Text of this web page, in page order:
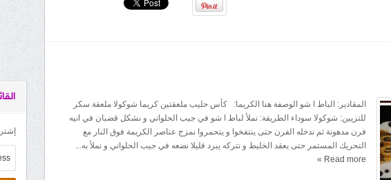
المقادير: الباط ا شو الوصفة هنا الكريما: كأس حليب ملعقتين كريما شوكولا ملعقة سكر
للتزيين: شوكولا سوداء الطريقة: نملأ لباط ا شو في جيب الحلواني و نشكل قضبان في انيه
فرن مدهونة ثم ندخله الفرن حتى ينتفخوا و يتحمروا نمزج عناصر الكريمة فوق النار مع
التحريك المستمر حتى يعقد الخليط و نتركه يبرد قليلا نضعه في جيب الحلواني و نملأ به...
Read more
»